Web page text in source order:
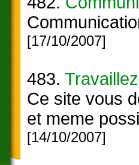
[17/10/2007]
483.
Ce site vous
et meme
[14/10/2007]